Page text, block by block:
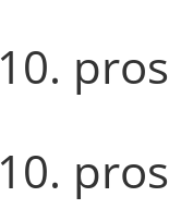
10.
10.